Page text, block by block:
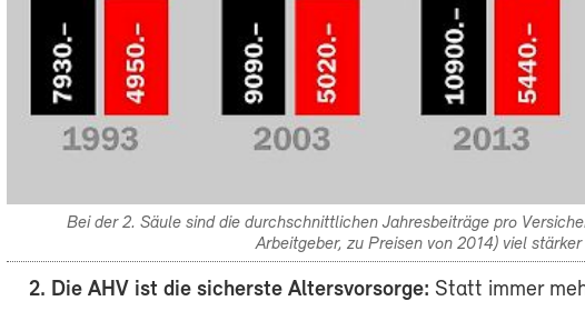
Bei der 2. Säule sind die durchschnittlichen Jahresbeiträge pro
Arbeitgeber, zu Preisen von 2014) viel
2. Die AHV ist die sicherste Altersvorsorge: Statt immer